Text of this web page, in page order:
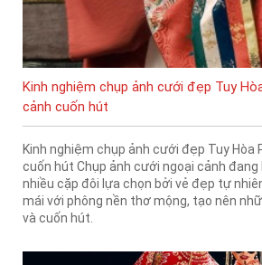
Kinh nghiệm chụp ảnh cưới đẹp Tuy
cảnh cuốn hút
Kinh nghiệm chụp ảnh cưới đẹp Tuy Hòa
cuốn hút Chụp ảnh cưới ngoại cảnh
nhiều cặp đôi lựa chọn bởi vẻ đẹp tự
mái với phông nền thơ mộng, tạo nên
và cuốn hút.